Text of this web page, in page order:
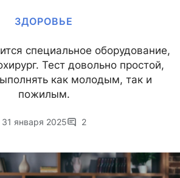
ЗДОРОВЬЕ
специальное оборудование,
Тест довольно простой,
как молодым, так и
пожилым.
31 января 2025 2